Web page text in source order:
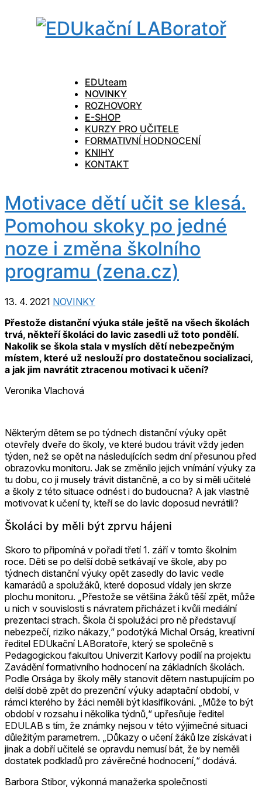
EDUteam
NOVINKY
ROZHOVORY
E-SHOP
KURZY PRO UČITELE
FORMATIVNÍ HODNOCENÍ
KNIHY
KONTAKT
Motivace dětí učit se klesá.
Pomohou skoky po jedné
noze i změna školního
programu (zena.cz)
13. 4. 2021 NOVINKY
Přestože distanční výuka stále ještě na všech školách
trvá, někteří školáci do lavic zasedli už toto pondělí.
Nakolik se škola stala v myslích dětí nebezpečným
místem, které už neslouží pro dostatečnou socializaci,
a jak jim navrátit ztracenou motivaci k učení?
Veronika Vlachová
Některým dětem se po týdnech distanční výuky opět
otevřely dveře do školy, ve které budou trávit vždy jeden
týden, než se opět na následujících sedm dní přesunou před
obrazovku monitoru. Jak se změnilo jejich vnímání výuky za
tu dobu, co ji musely trávit distančně, a co by si měli učitelé
a školy z této situace odnést i do budoucna? A jak vlastně
motivovat k učení ty, kteří se do lavic doposud nevrátili?
Školáci by měli být zprvu hájeni
Skoro to připomíná v pořadí třetí 1. září v tomto školním
roce. Děti se po delší době setkávají ve škole, aby po
týdnech distanční výuky opět zasedly do lavic vedle
kamarádů a spolužáků, které doposud vídaly jen skrze
plochu monitoru. „Přestože se většina žáků těší zpět, může
u nich v souvislosti s návratem přicházet i kvůli mediální
prezentaci strach. Škola či spolužáci pro ně představují
nebezpečí, riziko nákazy,“ podotýká Michal Orság, kreativní
ředitel EDUkační LABoratoře, který se společně s
Pedagogickou fakultou Univerzit Karlovy podílí na projektu
Zavádění formativního hodnocení na základních školách.
Podle Orsága by školy měly stanovit dětem nastupujícím po
delší době zpět do prezenční výuky adaptační období, v
rámci kterého by žáci neměli být klasifikováni. „Může to být
období v rozsahu i několika týdnů,“ upřesňuje ředitel
EDULAB s tím, že známky nejsou v této výjimečné situaci
důležitým parametrem. „Důkazy o učení žáků lze získávat i
jinak a dobří učitelé se opravdu nemusí bát, že by neměli
dostatek podkladů pro závěrečné hodnocení,“ dodává.
Barbora Stibor, výkonná manažerka společnosti